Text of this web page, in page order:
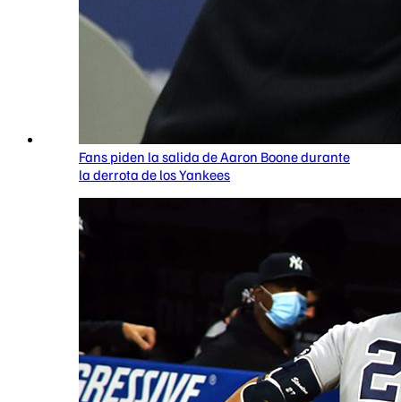
Fans piden la salida de Aaron Boone durante
la derrota de los Yankees